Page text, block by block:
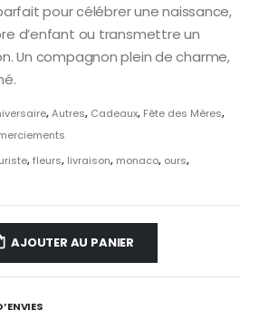
pour célébrer une naissance,
d’enfant ou transmettre un
Un compagnon plein de charme,
,Autres, Cadeaux, Fête des Mères,
,fleurs, livraison, monaco, ours,
AJOUTER AU PANIER